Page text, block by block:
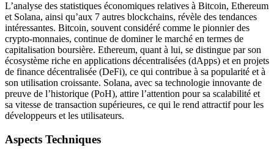
L’analyse des statistiques économiques relatives à Bitcoin, Ethereum
et Solana, ainsi qu’aux 7 autres blockchains, révèle des tendances
intéressantes. Bitcoin, souvent considéré comme le pionnier des
crypto-monnaies, continue de dominer le marché en termes de
capitalisation boursière. Ethereum, quant à lui, se distingue par son
écosystème riche en applications décentralisées (dApps) et en projets
de finance décentralisée (DeFi), ce qui contribue à sa popularité et à
son utilisation croissante. Solana, avec sa technologie innovante de
preuve de l’historique (PoH), attire l’attention pour sa scalabilité et
sa vitesse de transaction supérieures, ce qui le rend attractif pour les
développeurs et les utilisateurs.
Aspects Techniques